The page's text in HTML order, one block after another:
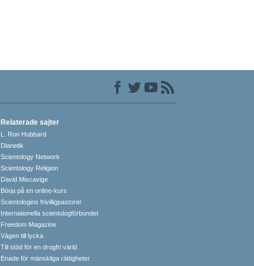
Relaterade sajter
L. Ron Hubbard
Dianetik
Scientology Network
Scientology Religion
David Miscavige
Börja på en online-kurs
Scientologins frivilligpastorer
Internationella scientologförbundet
Freedom Magazine
Vägen till lycka
Till stöd för en drogfri värld
Enade för mänskliga rättigheter